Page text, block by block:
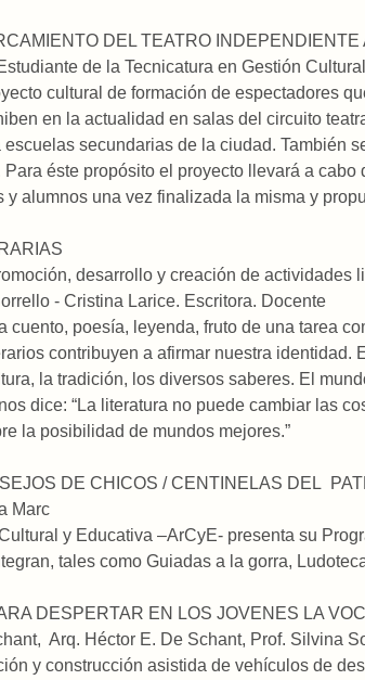
DEL TEATRO
de la Tecnicatura en Gestión
cultural de formación de espectadores
en la actualidad en salas del circuito
secundarias de la ciudad. También
Para éste propósito el proyecto llevará a
y alumnos una vez finalizada la misma y
desarrollo y creación de actividades
- Cristina Larice. Escritora. Docente
cuento, poesía, leyenda, fruto de una tarea
contribuyen a afirmar nuestra
la tradición, los diversos saberes. El
dice: “La literatura no puede cambiar las
la posibilidad de mundos mejores.”
DE CHICOS / CENTINELAS DEL
Marc
y Educativa –ArCyE- presenta su
tales como Guiadas a la gorra,
DESPERTAR EN LOS JOVENES LA
Arq. Héctor E. De Schant, Prof. Silvina
y construcción asistida de vehículos de